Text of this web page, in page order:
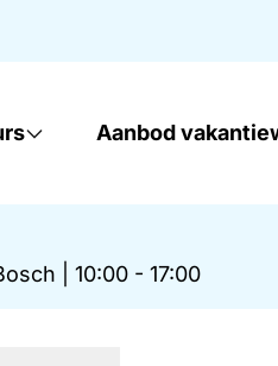
Aanbod
10:00 - 17:00